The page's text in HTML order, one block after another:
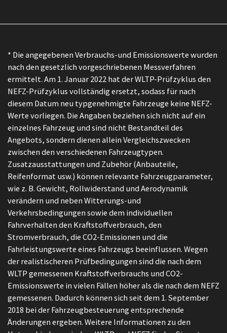
* Die angegebenen Verbrauchs-und Emissionswerte wurden
nach den gesetzlich vorgeschriebenen Messverfahren
ermittelt. Am 1. Januar 2022 hat der WLTP-Prüfzyklus den
NEFZ-Prüfzyklus vollständig ersetzt, sodass für nach
diesem Datum neu typgenehmigte Fahrzeuge keine NEFZ-
Werte vorliegen. Die Angaben beziehen sich nicht auf ein
einzelnes Fahrzeug und sind nicht Bestandteil des
Angebots, sondern dienen allein Vergleichszwecken
zwischen den verschiedenen Fahrzeugtypen.
Zusatzausstattungen und Zubehör (Anbauteile,
Reifenformat usw.) können relevante Fahrzeugparameter,
wie z. B. Gewicht, Rollwiderstand und Aerodynamik
verändern und neben Witterungs-und
Verkehrsbedingungen sowie dem individuellen
Fahrverhalten den Kraftstoffverbrauch, den
Stromverbrauch, die CO2-Emissionen und die
Fahrleistungswerte eines Fahrzeugs beeinflussen. Wegen
der realistischeren Prüfbedingungen sind die nach dem
WLTP gemessenen Kraftstoffverbrauchs und CO2-
Emissionswerte in vielen Fällen höher als die nach dem NEFZ
gemessenen. Dadurch können sich seit dem 1. September
2018 bei der Fahrzeugbesteuerung entsprechende
Änderungen ergeben. Weitere Informationen zu den